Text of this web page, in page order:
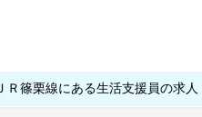
ＪＲ篠栗線にある生活支援員の求人